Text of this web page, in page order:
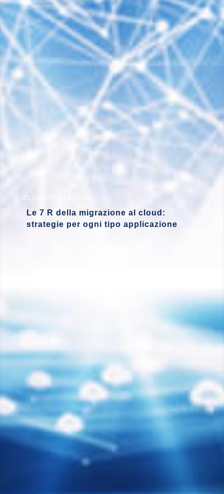
21 settembre 2022
Le 7 R della migrazione al cloud:
strategie per ogni tipo applicazione